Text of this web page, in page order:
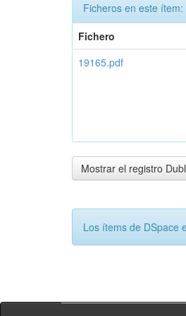
Ficheros en este ítem:
Fichero
19165.pdf
Mostrar el registro
Los ítems de DSpace